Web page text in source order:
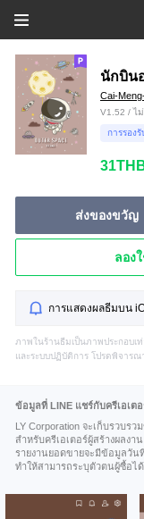
นักบิน
Cai-
V1.52 / ไ
การรอง
ส่งของขวัญ
ลอง
การแสดงผลธีมบน
ภาพในร้านธีมเป็นภาพประกอบเ
และระบบปฏิบัติการ โปรดพิจาร
ข้อมูลที่ LINE แชร์กับครีเอเต
LY Corporation จะเก็บรวบร
สำหรับครีเอเตอร์ผู้สร้างผลงาน
รายงานยอดขายจะมีข้อมูลวัน
ทำให้สามารถระบุตัวตนผู้ซื้อได้